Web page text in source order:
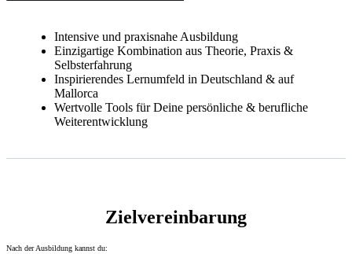
Intensive und praxisnahe Ausbildung
Einzigartige Kombination aus Theorie, Praxis &
Selbsterfahrung
Inspirierendes Lernumfeld in Deutschland & auf
Mallorca
Wertvolle Tools für Deine persönliche & berufliche
Weiterentwicklung
Zielvereinbarung
Nach der Ausbildung kannst du: